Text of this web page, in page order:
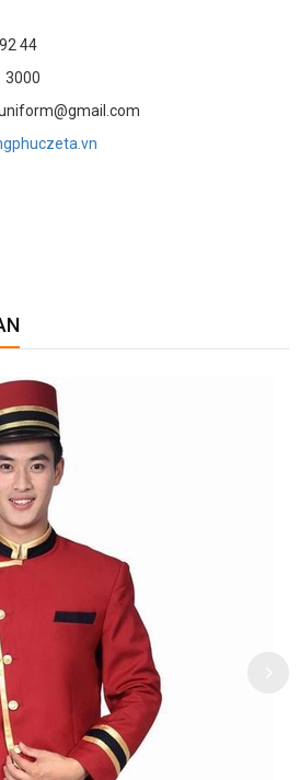
44